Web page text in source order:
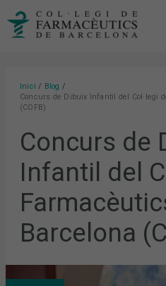
Inici
Blog
Concurs de Dibuix Infantil del Col·legi
(COFB)
Concurs de
Infantil del
Barcelona
PETITS